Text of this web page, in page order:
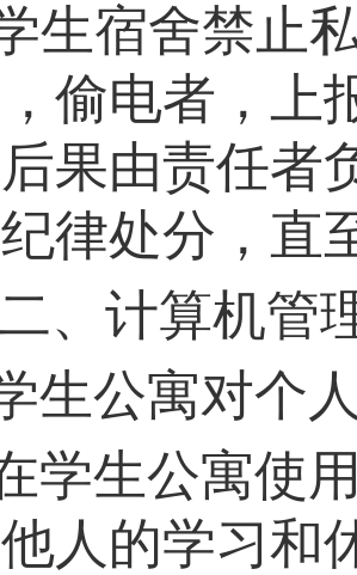
生宿舍禁止
偷电者，上
果由责任者
律处分，直
、计算机管
生公寓对个
学生公寓使
人的学习和